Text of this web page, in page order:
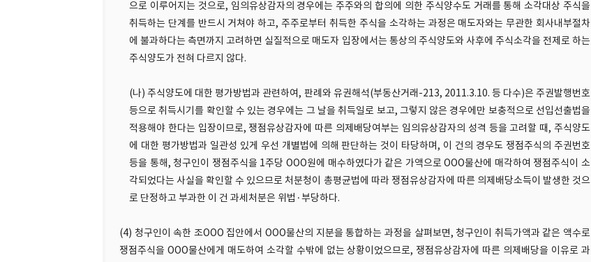
으로 이루어지는 것으로, 임의유상감자의 경우에는 주주와의 합의에 의한 주식양수도 거래를 통해 소각대상 주식을
취득하는 단계를 반드시 거쳐야 하고, 주주로부터 취득한 주식을 소각하는 과정은 매도자와는 무관한 회사내부절차
에 불과하다는 측면까지 고려하면 실질적으로 매도자 입장에서는 통상의 주식양도와 사후에 주식소각을 전제로 하는
주식양도가 전혀 다르지 않다.
(나) 주식양도에 대한 평가방법과 관련하여, 판례와 유권해석(부동산거래-213, 2011.3.10. 등 다수)은 주권발행번호
등으로 취득시기를 확인할 수 있는 경우에는 그 날을 취득일로 보고, 그렇지 않은 경우에만 보충적으로 선입선출법을
적용해야 한다는 입장이므로, 쟁점유상감자에 따른 의제배당여부는 임의유상감자의 성격 등을 고려할 때, 주식양도
에 대한 평가방법과 일관성 있게 우선 개별법에 의해 판단하는 것이 타당하며, 이 건의 경우도 쟁점주식의 주권번호
등을 통해, 청구인이 쟁점주식을 1주당 OOO원에 매수하였다가 같은 가액으로 OOO물산에 매각하여 쟁점주식이 소
각되었다는 사실을 확인할 수 있으므로 처분청이 총평균법에 따라 쟁점유상감자에 따른 의제배당소득이 발생한 것으
로 단정하고 부과한 이 건 과세처분은 위법·부당하다.
(4) 청구인이 속한 조OOO 집안에서 OOO물산의 지분을 통합하는 과정을 살펴보면, 청구인이 취득가액과 같은 액수로
쟁점주식을 OOO물산에게 매도하여 소각할 수밖에 없는 상황이었으므로, 쟁점유상감자에 따른 의제배당을 이유로 과